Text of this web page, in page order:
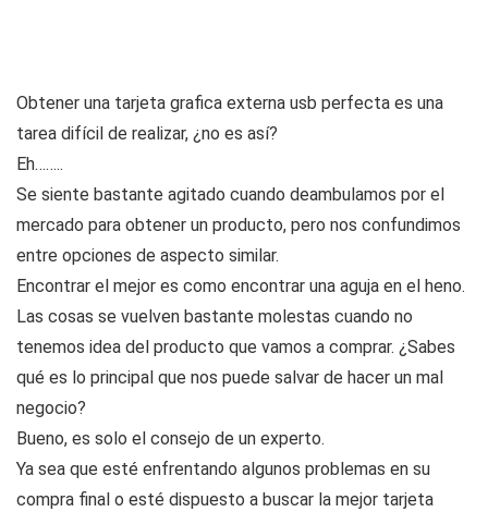
Obtener una tarjeta grafica externa usb perfecta es una
tarea difícil de realizar, ¿no es así?
Eh……..
Se siente bastante agitado cuando deambulamos por el
mercado para obtener un producto, pero nos confundimos
entre opciones de aspecto similar.
Encontrar el mejor es como encontrar una aguja en el heno.
Las cosas se vuelven bastante molestas cuando no
tenemos idea del producto que vamos a comprar. ¿Sabes
qué es lo principal que nos puede salvar de hacer un mal
negocio?
Bueno, es solo el consejo de un experto.
Ya sea que esté enfrentando algunos problemas en su
compra final o esté dispuesto a buscar la mejor tarjeta